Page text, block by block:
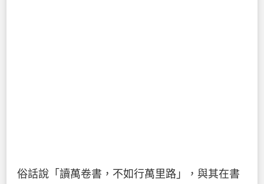
俗話說「讀萬卷書，不如行萬里路」，與其在書